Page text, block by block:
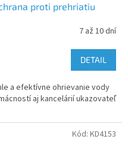
proti prehriatiu
7 až 10 dní
DETAIL
a efektívne ohrievanie vody
aj kancelárií ukazovateľ
Kód: KD4153